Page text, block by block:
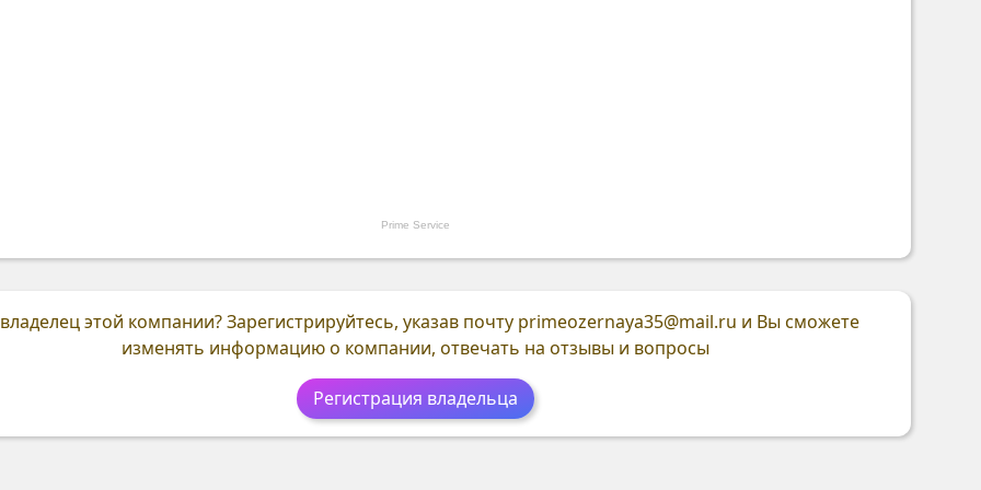
Prime Service
этой компании?Зарегистрируйтесь, указав почту primeozernaya35@mail.ru и Вы сможете
изменять информацию о компании, отвечать на отзывы и вопросы
Регистрация владельца